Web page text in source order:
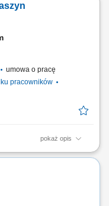
umowa o pracę
pracowników
pokaż opis
Niemcy; Start pracy: